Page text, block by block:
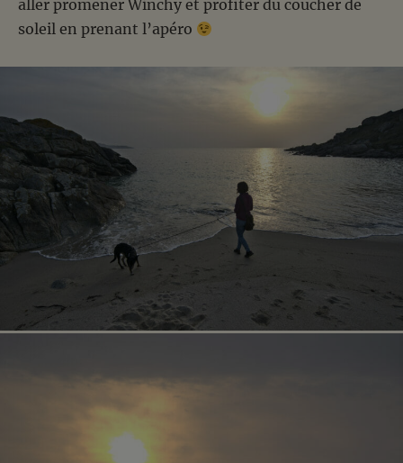
aller promener Winchy et profiter du coucher de
soleil en prenant l’apéro